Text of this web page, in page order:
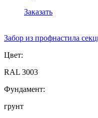
Заказать
Забор из профнастила
Цвет:
RAL 3003
Фундамент:
грунт